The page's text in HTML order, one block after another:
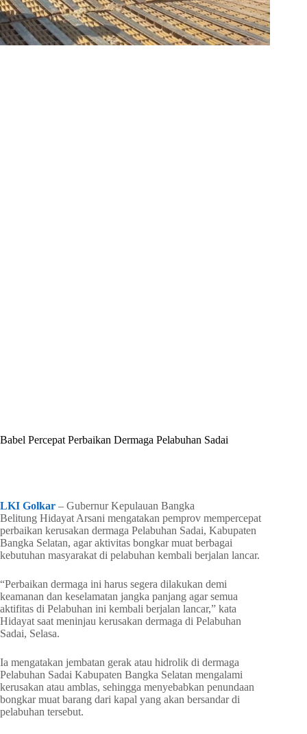
Babel Percepat Perbaikan Dermaga Pelabuhan Sadai
LKI Golkar – Gubernur Kepulauan Bangka
Belitung Hidayat Arsani mengatakan pemprov mempercepat
perbaikan kerusakan dermaga Pelabuhan Sadai, Kabupaten
Bangka Selatan, agar aktivitas bongkar muat berbagai
kebutuhan masyarakat di pelabuhan kembali berjalan lancar.
“Perbaikan dermaga ini harus segera dilakukan demi
keamanan dan keselamatan jangka panjang agar semua
aktifitas di Pelabuhan ini kembali berjalan lancar,” kata
Hidayat saat meninjau kerusakan dermaga di Pelabuhan
Sadai, Selasa.
Ia mengatakan jembatan gerak atau hidrolik di dermaga
Pelabuhan Sadai Kabupaten Bangka Selatan mengalami
kerusakan atau amblas, sehingga menyebabkan penundaan
bongkar muat barang dari kapal yang akan bersandar di
pelabuhan tersebut.